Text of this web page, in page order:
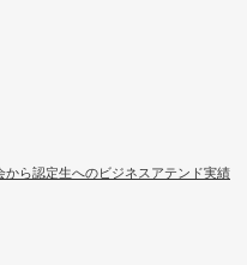
ら認定生へのビジネスアテンド実績